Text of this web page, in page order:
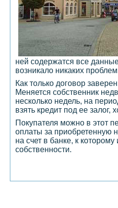
ней содержатся все
возникало никаких
Как только договор
Меняется собственник
несколько недель, на
взять кредит под ее залог,
Покупателя можно в этот
оплаты за приобретенную
на счет в банке, к
собственности.